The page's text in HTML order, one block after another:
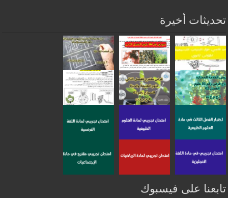
تحديثات أخيرة
تابعنا على فيسبوك